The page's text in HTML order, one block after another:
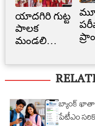
యాదగిరి గుట్ట
పాలక
మండలి
స్వీకారం
బ్యాంక్ ఖాతా
పేటీఎం